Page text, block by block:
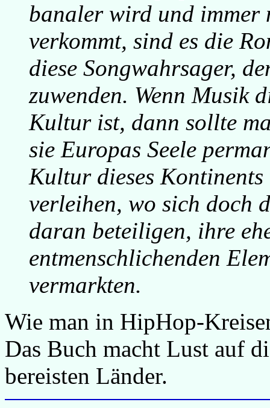
banaler wird und immer
verkommt, sind es die
diese Songwahrsager,
zuwenden. Wenn Musik
Kultur ist, dann sollte
sie Europas Seele
Kultur dieses
verleihen, wo sich doch
daran beteiligen, ihre
entmenschlichenden
vermarkten.
Wie man in HipHop-
Das Buch macht Lust auf
bereisten Länder.